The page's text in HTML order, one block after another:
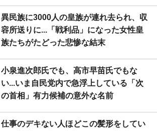
異民族に3000人の皇族が連れ去られ、収
容所送りに...「戦利品」になった女性皇
族たちがたどった悲惨な結末
小泉進次郎氏でも、高市早苗氏でもな
い...いま自民党内で急浮上している「次
の首相」有力候補の意外な名前
仕事のデキない人ほどこの髪形をしてい